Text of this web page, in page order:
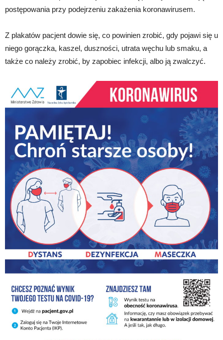
postępowania przy podejrzeniu zakażenia koronawirusem.
Z plakatów pacjent dowie się, co powinien zrobić, gdy pojawi się u
niego gorączka, kaszel, duszności, utrata węchu lub smaku, a
także co należy zrobić, by zapobiec infekcji, albo ją zwalczyć.